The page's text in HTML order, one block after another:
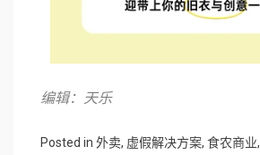
编辑：天乐
Posted in 外卖, 虚假解决方案, 食农商业,